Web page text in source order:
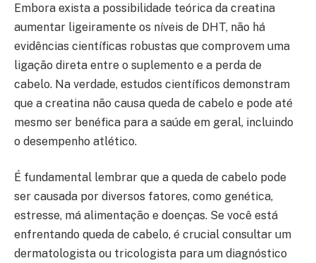
Embora exista a possibilidade teórica da creatina
aumentar ligeiramente os níveis de DHT, não há
evidências científicas robustas que comprovem uma
ligação direta entre o suplemento e a perda de
cabelo. Na verdade, estudos científicos demonstram
que a creatina não causa queda de cabelo e pode até
mesmo ser benéfica para a saúde em geral, incluindo
o desempenho atlético.
É fundamental lembrar que a queda de cabelo pode
ser causada por diversos fatores, como genética,
estresse, má alimentação e doenças. Se você está
enfrentando queda de cabelo, é crucial consultar um
dermatologista ou tricologista para um diagnóstico